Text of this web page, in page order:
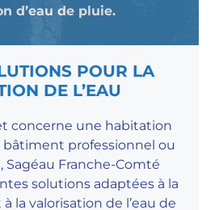
d’eau de pluie.
POUR LA
DE L’EAU
concerne une habitation
professionnel ou
Sagéau Franche-Comté
solutions adaptées à la
la valorisation de l’eau de